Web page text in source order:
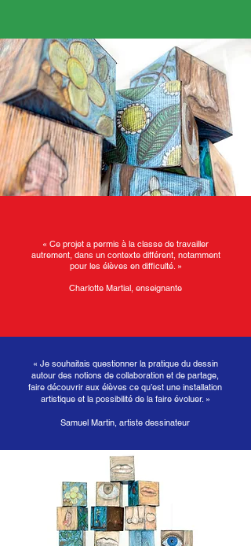
« Ce projet a permis à la classe de travailler
autrement, dans un contexte différent, notamment
pour les élèves en difficulté. »
Charlotte Martial, enseignante
« Je souhaitais questionner la pratique du dessin
autour des notions de collaboration et de partage,
faire découvrir aux élèves ce qu’est une installation
artistique et la possibilité de la faire évoluer. »
Samuel Martin, artiste dessinateur